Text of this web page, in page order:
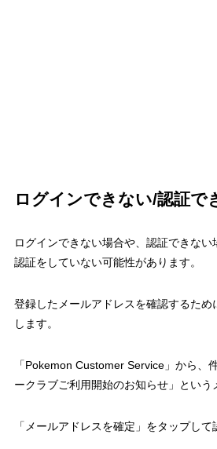
ログインできない/認証で
ログインできない場合や、認証できな
認証をしていない可能性があります。
登録したメールアドレスを確認するた
します。
「Pokemon Customer Service」から、
ークラブご利用開始のお知らせ」という
「メールアドレスを確定」をタップして